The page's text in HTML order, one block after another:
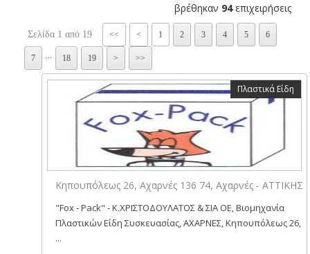
βρέθηκαν 94επιχειρήσεις
Σελίδα 1 από 19 << < 1 2 3 4 5 6
7 18 19 > >>
Πλαστικά Είδη
Κηπουπόλεως 26, Αχαρνές 136 74, Αχαρνές - ΑΤΤΙΚΗΣ
"Fox - Pack" - Κ.ΧΡΙΣΤΟΔΟΥΛΑΤΟΣ & ΣΙΑ ΟΕ, Βιομηχανία
Πλαστικών Είδη Συσκευασίας, ΑΧΑΡΝΕΣ, Κηπουπόλεως 26,
...